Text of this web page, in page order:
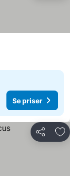
Se priser
Del